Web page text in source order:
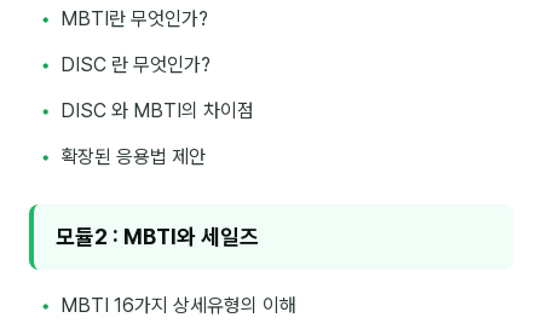
이미루
이옥겸
이인우
전승빈
정일영
MBTI란 무엇인가?
DISC 란 무엇인가?
DISC 와 MBTI의 차이점
확장된 응용법 제안
모듈2 : MBTI와 세일즈
MBTI 16가지 상세유형의 이해